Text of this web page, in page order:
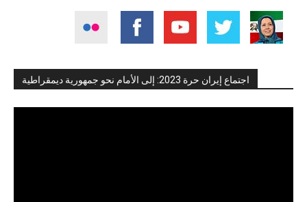
اجتماع إيران حرة 2023: إلى الأمام نحو جمهورية ديمقراطية